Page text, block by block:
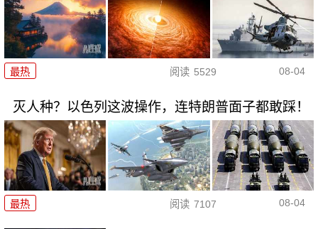
最热 阅读 5529 08-04
灭人种？以色列这波操作，连特朗普面子都敢踩！
最热 阅读 7107 08-04